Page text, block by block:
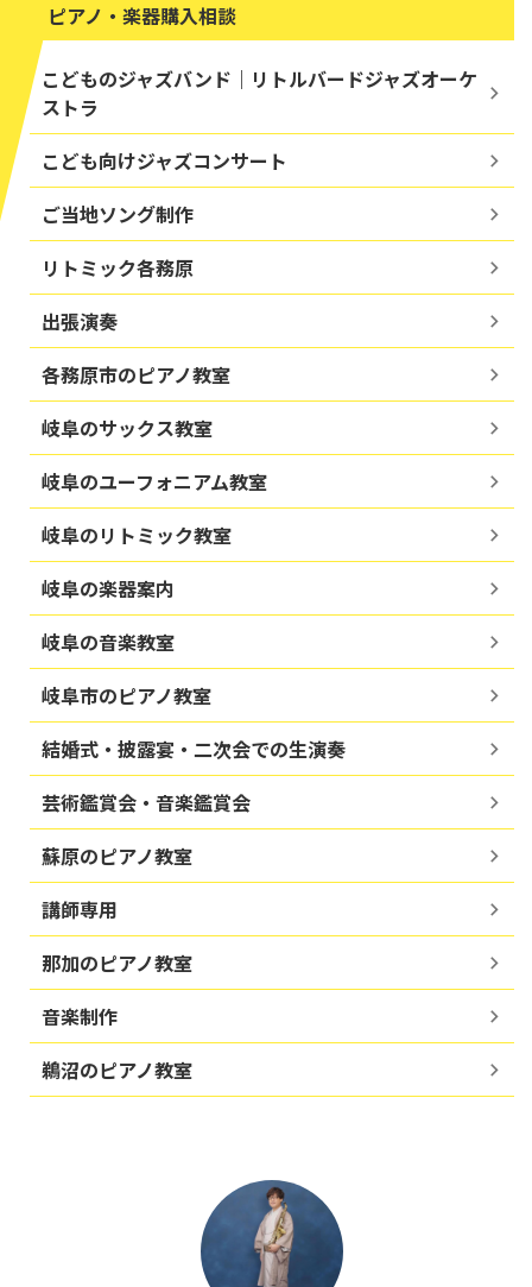
ピアノ・楽器購入相談
こどものジャズバンド｜リトルバードジャズオーケ
ストラ
こども向けジャズコンサート
ご当地ソング制作
リトミック各務原
出張演奏
各務原市のピアノ教室
岐阜のサックス教室
岐阜のユーフォニアム教室
岐阜のリトミック教室
岐阜の楽器案内
岐阜の音楽教室
岐阜市のピアノ教室
結婚式・披露宴・二次会での生演奏
芸術鑑賞会・音楽鑑賞会
蘇原のピアノ教室
講師専用
那加のピアノ教室
音楽制作
鵜沼のピアノ教室